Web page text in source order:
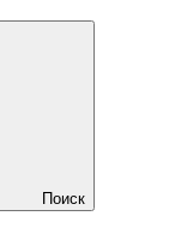
Поиск